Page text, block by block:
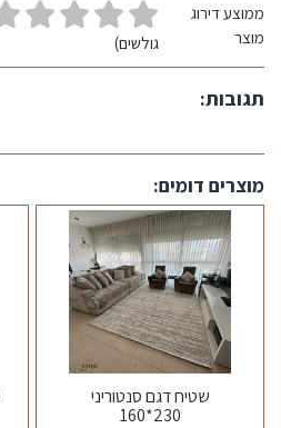
ממוצע דירוג
מוצר
גולשים)
תגובות:
מוצרים דומים:
שטיח דגם סנטוריני
230*160